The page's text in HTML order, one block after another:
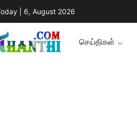
| 6, August 2026
செய்திகள்